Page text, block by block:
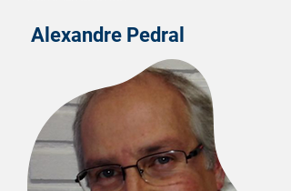
Alexandre Pedral